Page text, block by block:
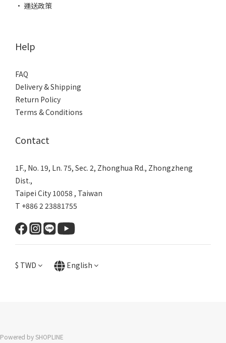
• 運送政策
Help
FAQ
Delivery & Shipping
Return Policy
Terms & Conditions
Contact
1F., No. 19, Ln. 75, Sec. 2, Zhonghua Rd., Zhongzheng
Dist.,
Taipei City 10058 , Taiwan
T +886 2 23881755
$ TWD English
Powered by SHOPLINE